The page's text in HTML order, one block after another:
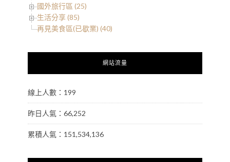
國外旅行區 (25)
生活分享 (85)
再見美食區(已歇業) (40)
網站流量
線上人數：199
昨日人氣：66,252
累積人氣：151,534,136